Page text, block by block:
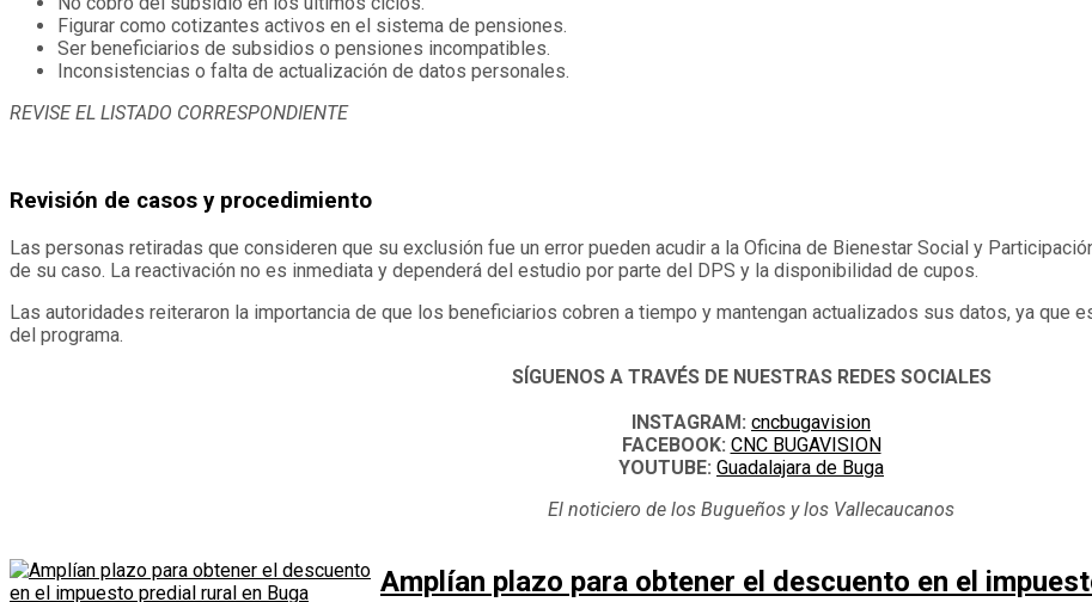
Figurar como cotizantes activos en el sistema de pensiones.
Ser beneficiarios de subsidios o pensiones incompatibles.
Inconsistencias o falta de actualización de datos personales.
REVISE EL LISTADO CORRESPONDIENTE
Revisión de casos y procedimiento
Las personas retiradas que consideren que su exclusión fue un error pueden acudir a la Oficina de Bienestar Social y
de su caso. La reactivación no es inmediata y dependerá del estudio por parte del DPS y la disponibilidad de cupos.
Las autoridades reiteraron la importancia de que los beneficiarios cobren a tiempo y mantengan actualizados sus datos, ya que
del programa.
SÍGUENOS A TRAVÉS DE NUESTRAS REDES SOCIALES
INSTAGRAM: cncbugavision
FACEBOOK: CNC BUGAVISION
YOUTUBE: Guadalajara de Buga
El noticiero de los Bugueños y los Vallecaucanos
Amplían plazo para obtener el descuento en el